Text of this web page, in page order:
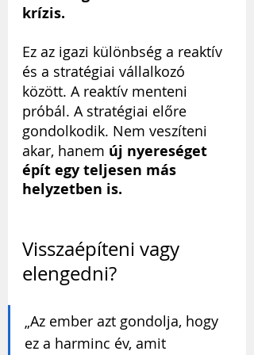
krízis.
Ez az igazi különbség a reaktív
és a stratégiai vállalkozó
között. A reaktív menteni
próbál. A stratégiai előre
gondolkodik. Nem veszíteni
akar, hanem új nyereséget
épít egy teljesen más
helyzetben is.
Visszaépíteni vagy
elengedni?
„Az ember azt gondolja, hogy
ez a harminc év, amit